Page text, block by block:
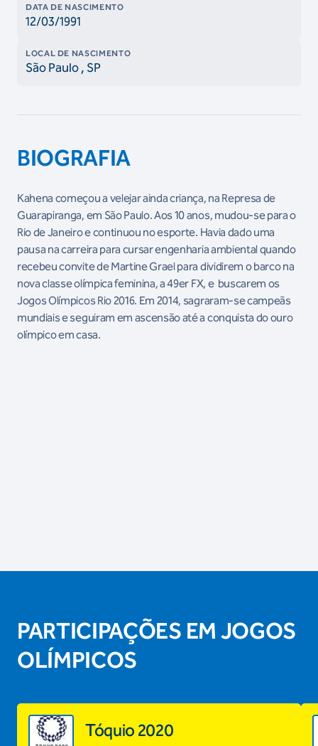
DATA DE NASCIMENTO
12/03/1991
LOCAL DE NASCIMENTO
São Paulo, SP
BIOGRAFIA
Kahena começou a velejar ainda criança, na Represa de
Guarapiranga, em São Paulo. Aos 10 anos, mudou-se para o
Rio de Janeiro e continuou no esporte. Havia dado uma
pausa na carreira para cursarengenharia ambiental quando
recebeu convite de Martine Grael para dividirem o barco na
nova classe olímpica feminina, a 49er FX, e buscarem os
Jogos Olímpicos Rio 2016. Em 2014, sagraram-se campeãs
mundiais e seguiram em ascensão até a conquista do ouro
olímpico em casa.
PARTICIPAÇÕES EM JOGOS
OLÍMPICOS
Tóquio 2020